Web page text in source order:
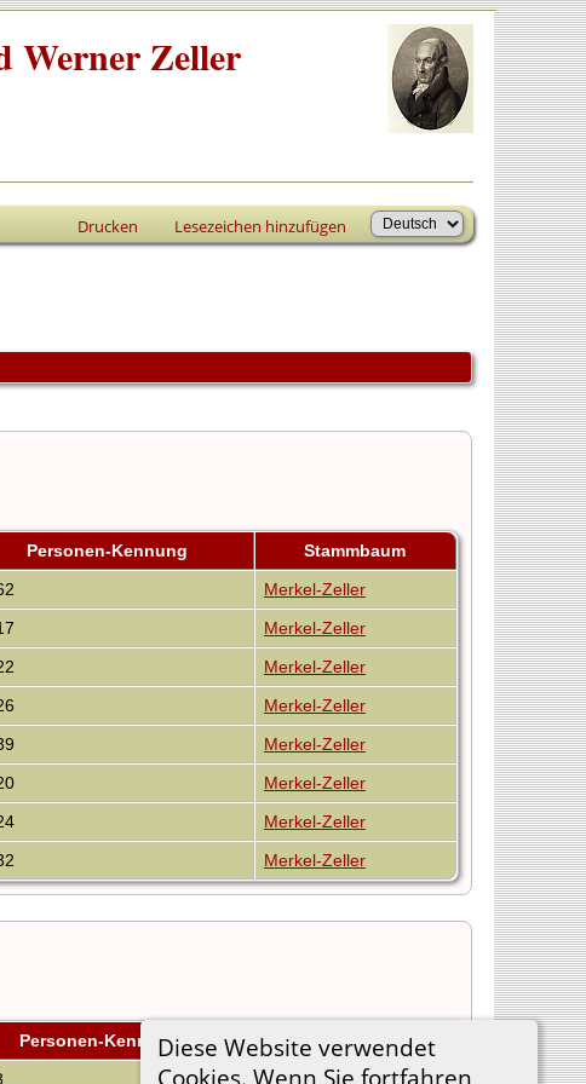
Werner Zeller
Drucken Lesezeichen hinzufügen
Diese Website verwendet
Cookies. Wenn Sie fortfahren,
Personen-Kennung
Stammbaum
Merkel-Zeller
Merkel-Zeller
Merkel-Zeller
Merkel-Zeller
Merkel-Zeller
Merkel-Zeller
Merkel-Zeller
Merkel-Zeller
Personen-Kennung
Stammbaum
Merkel-Zeller